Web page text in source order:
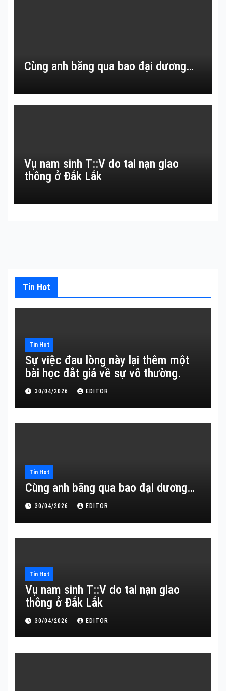
Cùng anh băng qua bao đại dương…
Vụ nam sinh T::V do tai nạn giao
thông ở Đắk Lắk
Tin Hot
Tin Hot
Sự việc đau lòng này lại thêm một
bài học đắt giá về sự vô thường.
30/04/2026 EDITOR
Tin Hot
Cùng anh băng qua bao đại dương…
30/04/2026 EDITOR
Tin Hot
Vụ nam sinh T::V do tai nạn giao
thông ở Đắk Lắk
30/04/2026 EDITOR